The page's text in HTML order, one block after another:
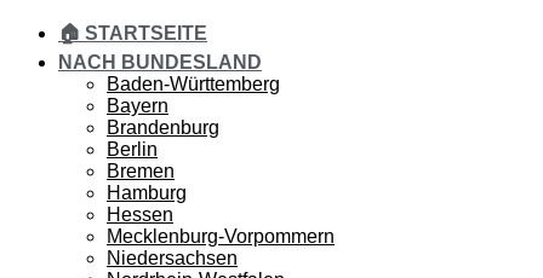
🏠 STARTSEITE
NACH BUNDESLAND
Baden-Württemberg
Bayern
Brandenburg
Berlin
Bremen
Hamburg
Hessen
Mecklenburg-Vorpommern
Niedersachsen